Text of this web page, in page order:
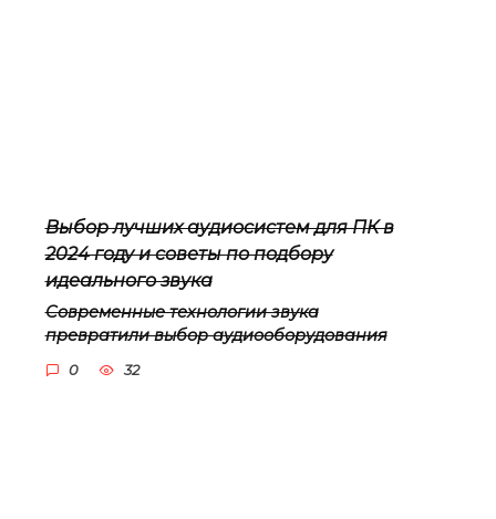
Выбор лучших аудиосистем для ПК в
2024 году и советы по подбору
идеального звука
Современные технологии звука
превратили выбор аудиооборудования
0 32